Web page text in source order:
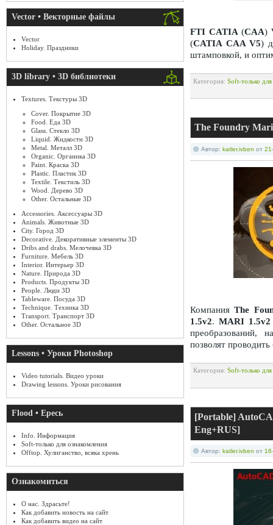
Vector • Векторные файлы
Vector
Holiday. Праздники
3D library • 3D библиотеки
Textures. Текстуры 3D
Cover. Покрытие 3D
Food. Еда 3D
Glass. Стекло 3D
Liquid. Жидкости 3D
Metal. Металл 3D
Organic. Органика 3D
Paint. Краска 3D
Plastic. Пластик 3D
Textile. Текстиль 3D
Wood. Дерево 3D
Other. Остальные 3D
Accessories. Аксессуары 3D
Animals. Животные 3D
City. Город 3D
Decorative. Декоративные элементы 3D
Dribs and drabs. Мелочевка 3D
Furniture. Мебель 3D
Interior. Интерьер 3D
Nature. Природа 3D
Products. Продукты 3D
People. Люди 3D
Tableware. Посуда 3D
Technique. Техника 3D
Transport. Транспорт 3D
Other. Остальное 3D
Lessons • Уроки Photoshop
Video tutorials. Видео уроки
Drawing lessons. Уроки рисования
Flood • Ересь
Info. Информация
Soft-только для ознакомления
Offtop. Хулиганство, всяка хрень
Ознакомиться
О нас. Здрасьте!
Как добавить новость на сайт
Как добавить видео на сайт
FTI CATIA(CAA)
(CATIA CAA V5)
штамповкой, и
Категория: Soft-только
The Foundry Mari
Автор: katler.ivben от
КомпанияThe
1.5v2. MARI 1.5v2
преобразований,
позволят
Категория: Soft-только
[Portable]
Eng+RUS]
Автор: katler.ivben от